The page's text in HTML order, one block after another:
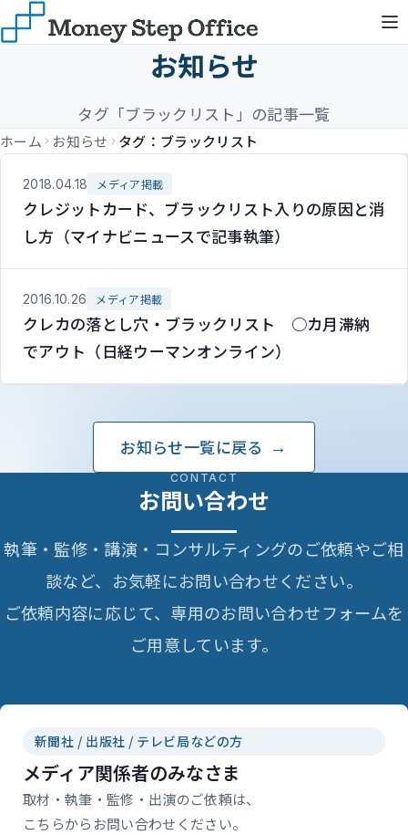
お知らせ
タグ「ブラックリスト」の記事一覧
ホーム お知らせ タグ：ブラックリスト
2018.04.18 メディア掲載
クレジットカード、ブラックリスト入りの原因と消
し方（マイナビニュースで記事執筆）
2016.10.26 メディア掲載
クレカの落とし穴・ブラックリスト ○カ月滞納
でアウト（日経ウーマンオンライン）
お知らせ一覧に戻る
CONTACT
お問い合わせ
執筆・監修・講演・コンサルティングのご依頼やご相
談など、お気軽にお問い合わせください。
ご依頼内容に応じて、専用のお問い合わせフォームを
ご用意しています。
新聞社 / 出版社 / テレビ局などの方
メディア関係者のみなさま
取材・執筆・監修・出演のご依頼は、
こちらからお問い合わせください。